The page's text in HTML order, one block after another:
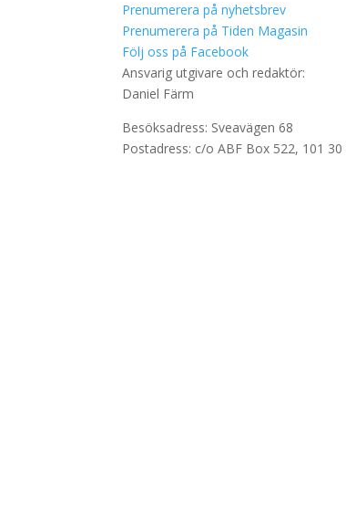
Prenumerera på nyhetsbrev
Prenumerera på Tiden Magasin
Följ oss på Facebook
Ansvarig utgivare och redaktör:
Daniel Färm
Besöksadress: Sveavägen 68
Postadress: c/o ABF Box 522, 101